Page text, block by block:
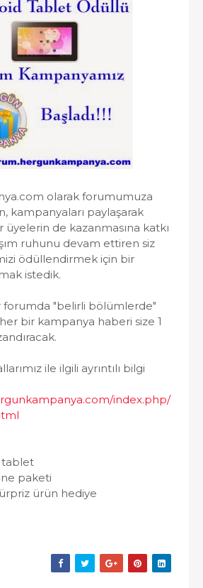
olarak forumumuza
kampanyaları paylaşarak
de kazanmasına katkı
ruhunu devam ettiren siz
ödüllendirmek için bir
istedik.
forumda "belirli bölümlerde"
her bir kampanya haberi size 1
ile ilgili ayrıntılı bilgi
index.php/
tablet
paketi
ürün hediye